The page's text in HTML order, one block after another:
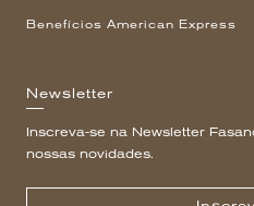
Benefícios American Express
Newsletter
Inscreva-se na Newsletter
nossas novidades.